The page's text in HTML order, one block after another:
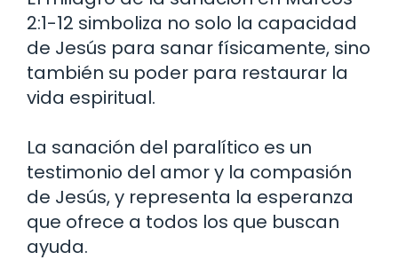
2:1-12 simboliza no solo la capacidad
de Jesús para sanar físicamente, sino
también su poder para restaurar la
vida espiritual.
La sanación del paralítico es un
testimonio del amor y la compasión
de Jesús, y representa la esperanza
que ofrece a todos los que buscan
ayuda.